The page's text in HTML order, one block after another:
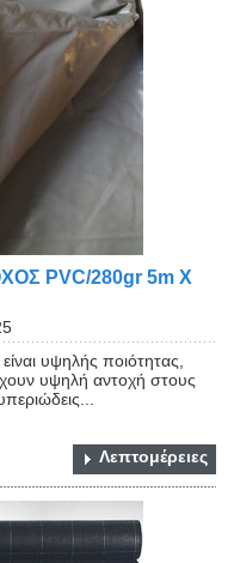
ΡVC/280gr 5m Χ
υψηλής ποιότητας,
υψηλή αντοχή στους
Λεπτομέρειες